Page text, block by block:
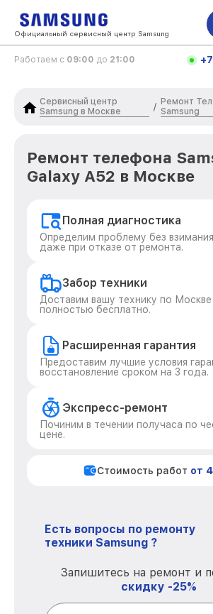
Официальный сервисный центр Samsung
Работаем с 09:00 до 21:00
Сервисный центр
Samsung в Москве
/
Ремонт
Samsung
Ремонт телефона
Galaxy A52 в Москве
Полная диагностика
Определим проблему без взимания
даже при отказе от ремонта.
Забор техники
Доставим вашу технику по Москве
полностью бесплатно.
Расширенная гарантия
Предоставим лучшие условия
восстановление сроком на 3 года.
Экспресс-ремонт
Починим в течении получаса по
цене.
Стоимость работ от
Есть вопросы по ремонту
техники Samsung ?
Запишитесь на ремонт и
скидку -25%